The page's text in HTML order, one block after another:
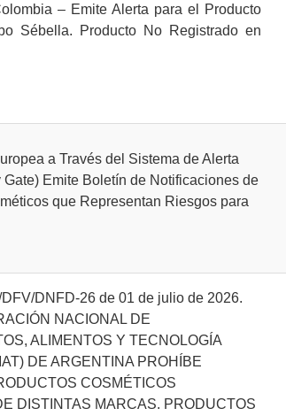
– Emite Alerta para el Producto
Sébella. Producto No Registrado en
a Través del Sistema de Alerta
Gate) Emite Boletín de Notificaciones de
que Representan Riesgos para
DNFD-26 de 01 de julio de 2026.
NACIONAL DE
ALIMENTOS Y TECNOLOGÍA
DE ARGENTINA PROHÍBE
COSMÉTICOS
DISTINTAS MARCAS. PRODUCTOS